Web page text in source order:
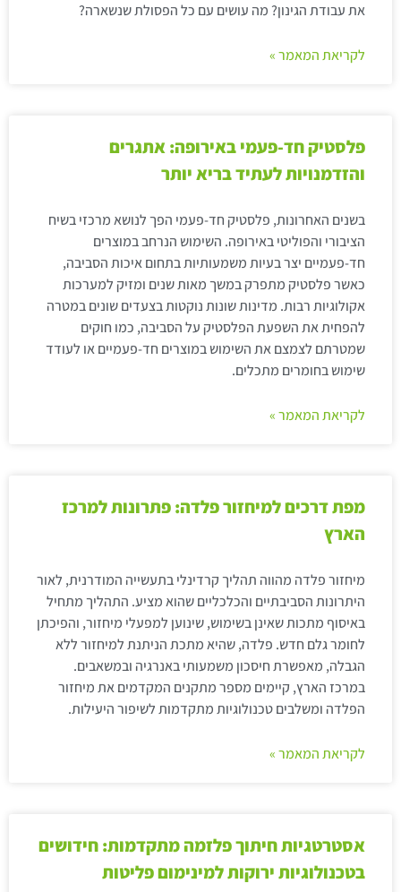
את עבודת הגינון? מה עושים עם כל הפסולת שנשארה?
לקריאת המאמר »
פלסטיק חד-פעמי באירופה: אתגרים
והזדמנויות לעתיד בריא יותר
בשנים האחרונות, פלסטיק חד-פעמי הפך לנושא מרכזי בשיח
הציבורי והפוליטי באירופה. השימוש הנרחב במוצרים
חד-פעמיים יצר בעיות משמעותיות בתחום איכות הסביבה,
כאשר פלסטיק מתפרק במשך מאות שנים ומזיק למערכות
אקולוגיות רבות. מדינות שונות נוקטות בצעדים שונים במטרה
להפחית את השפעת הפלסטיק על הסביבה, כמו חוקים
שמטרתם לצמצם את השימוש במוצרים חד-פעמיים או לעודד
שימוש בחומרים מתכלים.
לקריאת המאמר »
מפת דרכים למיחזור פלדה: פתרונות למרכז
הארץ
מיחזור פלדה מהווה תהליך קרדינלי בתעשייה המודרנית, לאור
היתרונות הסביבתיים והכלכליים שהוא מציע. התהליך מתחיל
באיסוף מתכות שאינן בשימוש, שינוען למפעלי מיחזור, והפיכתן
לחומר גלם חדש. פלדה, שהיא מתכת הניתנת למיחזור ללא
הגבלה, מאפשרת חיסכון משמעותי באנרגיה ובמשאבים.
במרכז הארץ, קיימים מספר מתקנים המקדמים את מיחזור
הפלדה ומשלבים טכנולוגיות מתקדמות לשיפור היעילות.
לקריאת המאמר »
אסטרטגיות חיתוך פלזמה מתקדמות: חידושים
בטכנולוגיות ירוקות למינימום פליטות